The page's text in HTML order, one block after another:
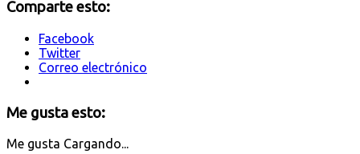
Comparte esto:
Facebook
Twitter
Correo electrónico
Me gusta esto:
Me gusta Cargando...